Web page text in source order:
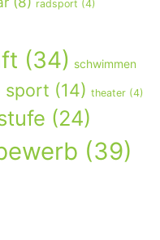
radsport (4)
(34) schwimmen
sport (14) theater (4)
(24)
(39)